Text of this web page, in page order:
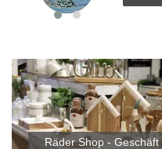
Räder Shop -